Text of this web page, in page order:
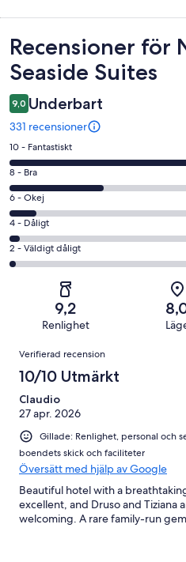
Recensioner
Recensioner för
Seaside Suites
9,0 Underbart
331 recensioner
10
-
Fantastiskt
i
betyg.
196
av
331
recensioner
10 - Fantastiskt
8
-
Bra
i
betyg.
93
recensioner
8 - Bra
6
-
Okej
i
betyg.
recensioner
6 - Okej
4
-
Dåligt
recensioner
4 - Dåligt
2
-
betyg.
331
recensioner
2 - Väldigt dåligt
9,2
Renlighet
Recensioner
Verifierad recension
10/10 Utmärkt
Claudio
27 apr. 2026
Gillade: Renlighet, personal och
boendets skick och faciliteter
Översätt med hjälp av Google
Beautiful hotel with a
excellent, and Druso and Tiziana
welcoming. A rare family-run